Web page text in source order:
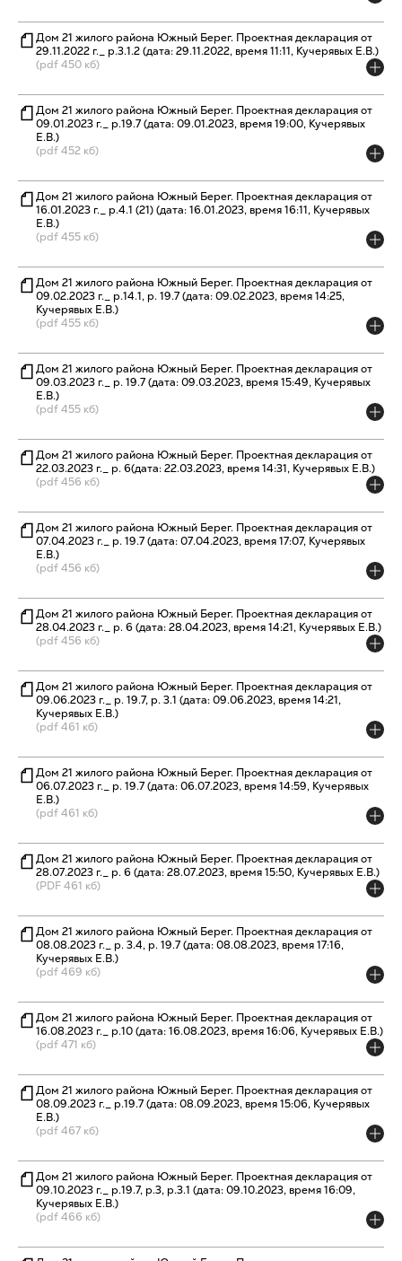
Дом 21 жилого района Южный Берег. Проектная декларация от
29.11.2022 г._ р.3.1.2 (дата: 29.11.2022, время 11:11, Кучерявых Е.В.)
(pdf 450 кб)
Дом 21 жилого района Южный Берег. Проектная декларация от
09.01.2023 г._ р.19.7 (дата: 09.01.2023, время 19:00, Кучерявых
Е.В.)
(pdf 452 кб)
Дом 21 жилого района Южный Берег. Проектная декларация от
16.01.2023 г._ р.4.1 (21) (дата: 16.01.2023, время 16:11, Кучерявых
Е.В.)
(pdf 455 кб)
Дом 21 жилого района Южный Берег. Проектная декларация от
09.02.2023 г._ р.14.1, р. 19.7 (дата: 09.02.2023, время 14:25,
Кучерявых Е.В.)
(pdf 455 кб)
Дом 21 жилого района Южный Берег. Проектная декларация от
09.03.2023 г._ р. 19.7 (дата: 09.03.2023, время 15:49, Кучерявых
Е.В.)
(pdf 455 кб)
Дом 21 жилого района Южный Берег. Проектная декларация от
22.03.2023 г._ р. 6(дата: 22.03.2023, время 14:31, Кучерявых Е.В.)
(pdf 456 кб)
Дом 21 жилого района Южный Берег. Проектная декларация от
07.04.2023 г._ р. 19.7 (дата: 07.04.2023, время 17:07, Кучерявых
Е.В.)
(pdf 456 кб)
Дом 21 жилого района Южный Берег. Проектная декларация от
28.04.2023 г._ р. 6 (дата: 28.04.2023, время 14:21, Кучерявых Е.В.)
(pdf 456 кб)
Дом 21 жилого района Южный Берег. Проектная декларация от
09.06.2023 г._ р. 19.7, р. 3.1 (дата: 09.06.2023, время 14:21,
Кучерявых Е.В.)
(pdf 461 кб)
Дом 21 жилого района Южный Берег. Проектная декларация от
06.07.2023 г._ р. 19.7 (дата: 06.07.2023, время 14:59, Кучерявых
Е.В.)
(pdf 461 кб)
Дом 21 жилого района Южный Берег. Проектная декларация от
28.07.2023 г._ р. 6 (дата: 28.07.2023, время 15:50, Кучерявых Е.В.)
(PDF 461 кб)
Дом 21 жилого района Южный Берег. Проектная декларация от
08.08.2023 г._ р. 3.4, р. 19.7 (дата: 08.08.2023, время 17:16,
Кучерявых Е.В.)
(pdf 469 кб)
Дом 21 жилого района Южный Берег. Проектная декларация от
16.08.2023 г._ р.10 (дата: 16.08.2023, время 16:06, Кучерявых Е.В.)
(pdf 471 кб)
Дом 21 жилого района Южный Берег. Проектная декларация от
08.09.2023 г._ р.19.7 (дата: 08.09.2023, время 15:06, Кучерявых
Е.В.)
(pdf 467 кб)
Дом 21 жилого района Южный Берег. Проектная декларация от
09.10.2023 г._ р.19.7, р.3, р.3.1 (дата: 09.10.2023, время 16:09,
Кучерявых Е.В.)
(pdf 466 кб)